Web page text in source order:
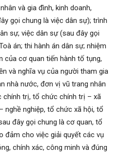
và gia đình, kinh doanh,
gọi chung là việc dân sự); trình
sự, việc dân sự (sau đây gọi
án; thi hành án dân sự; nhiệm
của cơ quan tiến hành tố tụng,
và nghĩa vụ của người tham gia
nhà nước, đơn vị vũ trang nhân
chính trị, tổ chức chính trị – xã
nghề nghiệp, tổ chức xã hội, tổ
đây gọi chung là cơ quan, tổ
đảm cho việc giải quyết các vụ
chính xác, công minh và đúng